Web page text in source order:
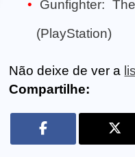
Gunfighter:
(PlayStation)
Não deixe de ver a
Compartilhe: